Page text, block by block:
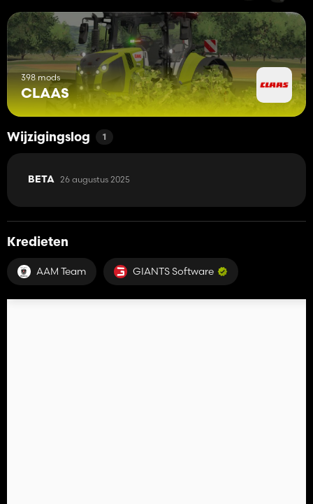
398 mods
CLAAS
Wijzigingslog 1
BETA 26 augustus 2025
Kredieten
AAM Team GIANTS Software